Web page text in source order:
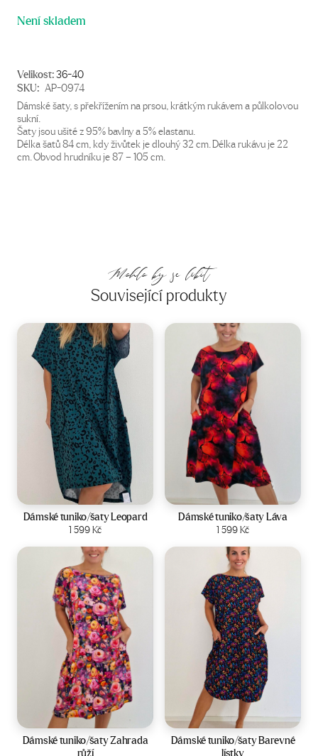
Není skladem
Velikost:36-40
SKU: AP-0974
Dámské šaty, s překřížením na prsou, krátkým rukávem a půlkolovou
sukní.
Šaty jsou ušité z 95% bavlny a 5% elastanu.
Délka šatů 84 cm, kdy živůtek je dlouhý 32 cm. Délka rukávu je 22
cm. Obvod hrudníku je 87 – 105 cm.
Mohlo by se líbit
Související produkty
Velikost:44-50
Dámské tuniko/šaty Leopard
1 599Kč
Zobrazit produkt
Velikost: 44-50
Dámské tuniko/šaty Láva
1 599Kč
Zobrazit produkt
Velikost:44-50
Dámské tuniko/šaty Zahrada
růží
Velikost:44-50
Dámské tuniko/šaty Barevné
lístky